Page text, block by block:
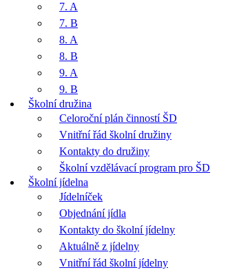
7. A
7. B
8. A
8. B
9. A
9. B
Školní družina
Celoroční plán činností ŠD
Vnitřní řád školní družiny
Kontakty do družiny
Školní vzdělávací program pro ŠD
Školní jídelna
Jídelníček
Objednání jídla
Kontakty do školní jídelny
Aktuálně z jídelny
Vnitřní řád školní jídelny